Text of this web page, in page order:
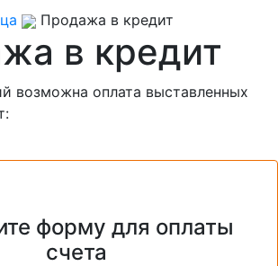
Продажа в кредит
в кредит
возможна оплата выставленных
форму для оплаты
счета